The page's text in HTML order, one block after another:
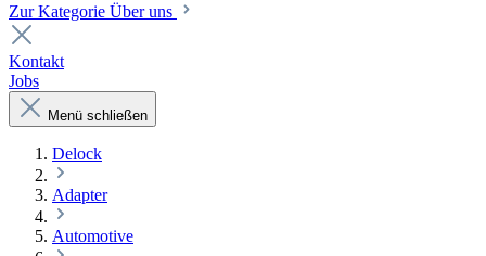
Zur Kategorie Über uns
Kontakt
Jobs
Menü schließen
Delock
Adapter
Automotive